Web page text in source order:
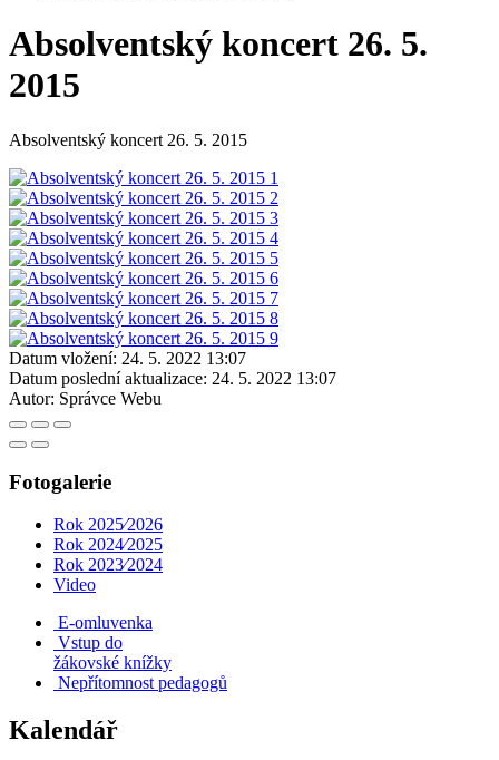
Absolventský koncert 26. 5.
2015
Absolventský koncert 26. 5. 2015
Datum vložení: 24. 5. 2022 13:07
Datum poslední aktualizace: 24. 5. 2022 13:07
Autor: Správce Webu
Fotogalerie
Rok 2025⁄2026
Rok 2024⁄2025
Rok 2023⁄2024
Video
E-omluvenka
Vstup do
žákovské knížky
Nepřítomnost pedagogů
Kalendář